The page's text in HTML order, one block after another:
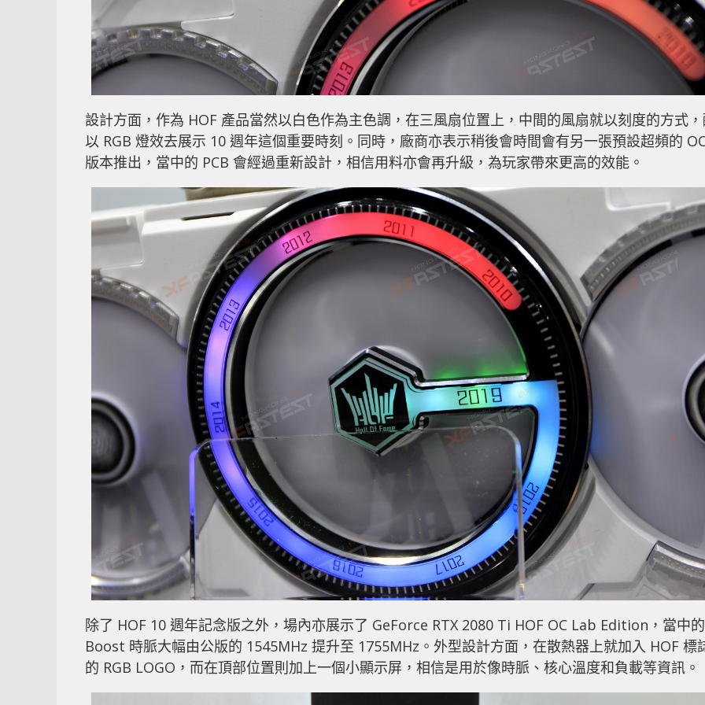
設計方面，作為 HOF 產品當然以白色作為主色調，在三風扇位置上，中間的風扇就以刻度的方式
以 RGB 燈效去展示 10 週年這個重要時刻。同時，廠商亦表示稍後會時間會有另一張預設超頻的
版本推出，當中的 PCB 會經過重新設計，相信用料亦會再升級，為玩家帶來更高的效能。
除了 HOF 10 週年記念版之外，場內亦展示了 GeForce RTX 2080 Ti HOF OC Lab Edition，當中的
Boost 時脈大幅由公版的 1545MHz 提升至 1755MHz。外型設計方面，在散熱器上就加入 HOF 標
的 RGB LOGO，而在頂部位置則加上一個小顯示屏，相信是用於像時脈、核心溫度和負載等資訊。